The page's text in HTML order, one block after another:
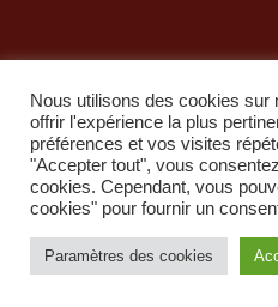
Copyright @ 2022 propriété de la Ville
Nous utilisons des cookies sur
offrir l'expérience la plus
préférences et vos visites
"Accepter tout", vous
cookies. Cependant, vous
cookies" pour fournir un
Paramètres des cookies